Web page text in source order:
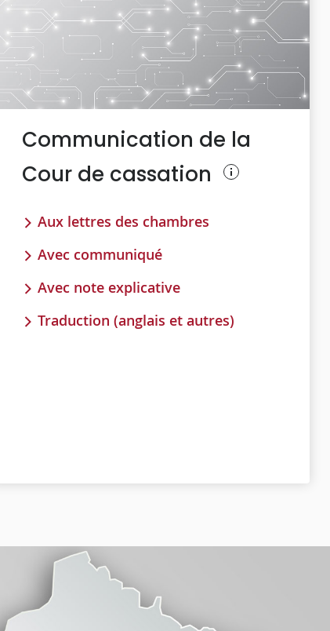
Communication de la
Cour de cassation
Aux lettres des chambres
Avec communiqué
Avec note explicative
Traduction (anglais et autres)